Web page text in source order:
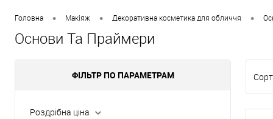
Головна • Макіяж • Декоративна косметика для обличчя •
Основи Та Праймери
ФІЛЬТР ПО ПАРАМЕТРАМ
Роздрібна ціна